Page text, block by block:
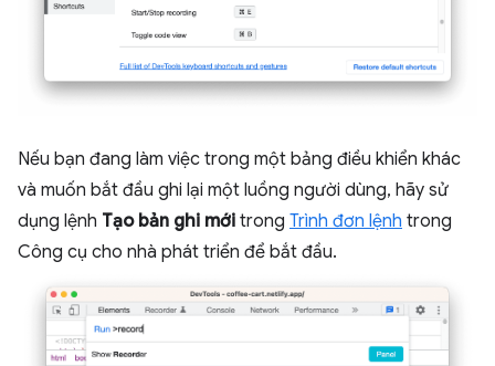
Nếu bạn đang làm việc trong một bảng điều khiển khác
và muốn bắt đầu ghi lại một luồng người dùng, hãy sử
dụng lệnh Tạo bản ghi mới trong Trình đơn lệnh trong
Công cụ cho nhà phát triển để bắt đầu.